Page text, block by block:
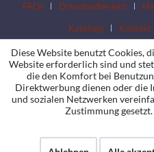
FAQs Downloadbereich
Kataloge
Kontakt
Diese Website benutzt Cookies,
Website erforderlich sind und
die den Komfort bei
Direktwerbung dienen oder die
und sozialen Netzwerken
Zustimmung gesetzt.